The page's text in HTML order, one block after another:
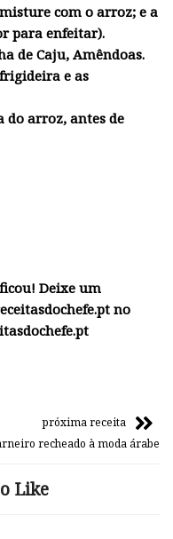
com o arroz; e a
para enfeitar).
de Caju, Amêndoas.
e as
do arroz, antes de
Deixe um
no
próxima receita
recheado à moda árabe
Like